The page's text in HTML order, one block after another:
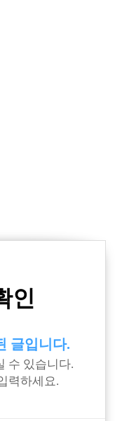
인
글입니다.
수 있습니다.
력하세요.